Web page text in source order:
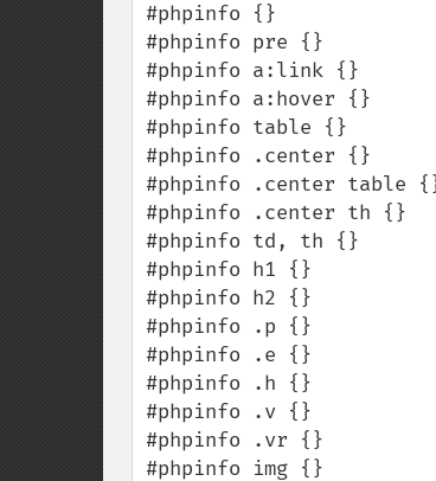
#phpinfo {}
#phpinfo pre {}
#phpinfo a:link {}
#phpinfo a:hover {}
#phpinfo table {}
#phpinfo .center {}
#phpinfo .center table
#phpinfo .center th {}
#phpinfo td, th {}
#phpinfo h1 {}
#phpinfo h2 {}
#phpinfo .p {}
#phpinfo .e {}
#phpinfo .h {}
#phpinfo .v {}
#phpinfo .vr {}
#phpinfo img {}